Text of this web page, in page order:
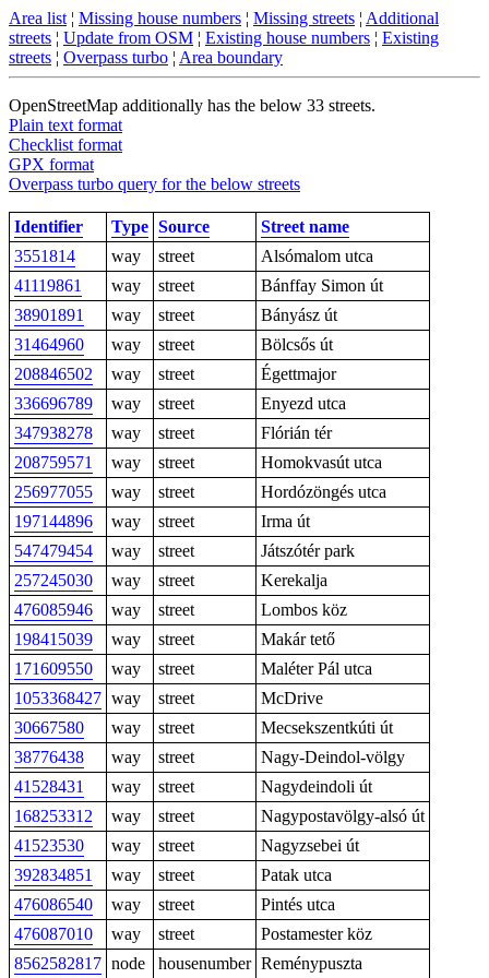
Area list ¦ Missing house numbers ¦ Missing streets ¦ Additional
streets ¦ Update from OSM ¦ Existing house numbers ¦ Existing
streets ¦ Overpass turbo ¦ Area boundary
OpenStreetMap additionally has the below 33 streets.
Plain text format
Checklist format
GPX format
Overpass turbo query for the below streets
Identifier Type Source
Street name
3551814
way street
Alsómalom utca
41119861
way street
Bánffay Simon út
38901891
way street
Bányász út
31464960
way street
Bölcsős út
208846502
way street
Égettmajor
336696789
way street
Enyezd utca
347938278
way street
Flórián tér
208759571
way street
Homokvasút utca
256977055
way street
Hordózöngés utca
197144896
way street
Irma út
547479454
way street
Játszótér park
257245030
way street
Kerekalja
476085946
way street
Lombos köz
198415039
way street
Makár tető
171609550
way street
Maléter Pál utca
1053368427 way street
McDrive
30667580
way street
Mecsekszentkúti út
38776438
way street
Nagy-Deindol-völgy
41528431
way street
Nagydeindoli út
168253312
way street
Nagypostavölgy-alsó út
41523530
way street
Nagyzsebei út
392834851
way street
Patak utca
476086540
way street
Pintés utca
476087010
way street
Postamester köz
8562582817 node housenumber Reménypuszta